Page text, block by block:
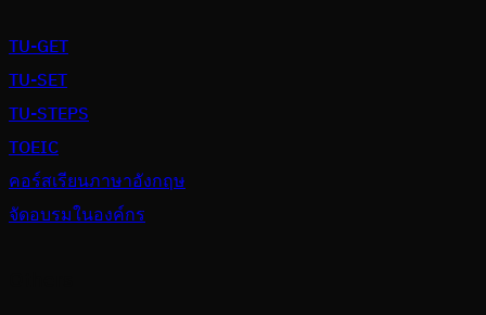
TU-GET
TU-SET
TU-STEPS
TOEIC
คอร์สเรียนภาษาอังกฤษ
จัดอบรมในองค์กร